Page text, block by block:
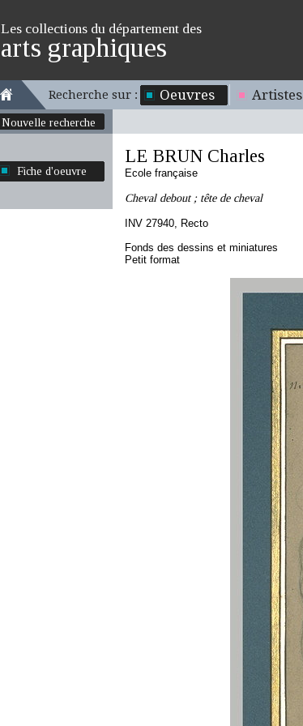
Les collections du département des
arts graphiques
Recherche sur : Oeuvres Artistes
Nouvelle recherche
Fiche d'oeuvre
LE BRUN Charles
Ecole française
Cheval debout ; tête de cheval
INV 27940, Recto
Fonds des dessins et miniatures
Petit format